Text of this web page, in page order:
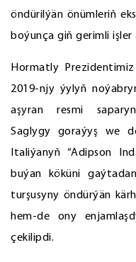
öndürilýän önümleriň
boýunça giň gerimli işler
Hormatly
2019-njy ýylyň
aşyran resmi
Saglygy goraýyş we
Italiýanyň “Adipson
buýan köküni
turşusyny öndürýän
hem-de ony
çekilipdi.